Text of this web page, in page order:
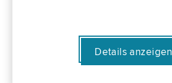
Details anzeigen